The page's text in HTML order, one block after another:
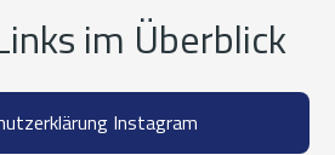
im Überblick
Instagram